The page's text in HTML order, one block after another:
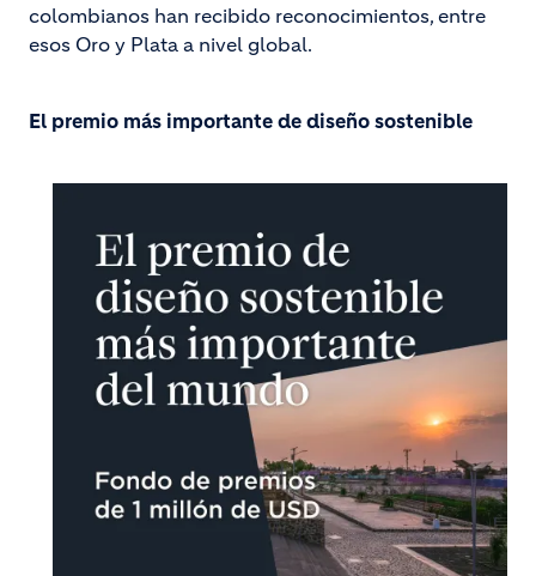
colombianos han recibido reconocimientos, entre
esos Oro y Plata a nivel global.
El premio más importante de diseño sostenible